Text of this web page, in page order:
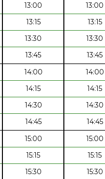
13:00
13:00
13:15
13:15
13:30
13:30
13:45
13:45
14:00
14:00
14:15
14:15
14:30
14:30
14:45
14:45
15:00
15:00
15:15
15:15
15:30
15:30